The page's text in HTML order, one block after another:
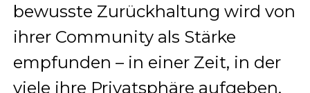
bewusste Zurückhaltung wird von
ihrer Community als Stärke
empfunden – in einer Zeit, in der
viele ihre Privatsphäre aufgeben,